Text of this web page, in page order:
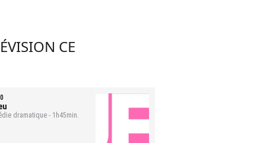
CE
dramatique - 1h45min.